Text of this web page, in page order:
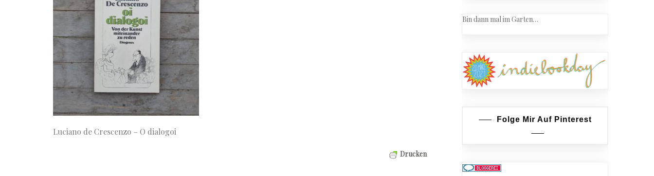
Luciano de Crescenzo – O dialogoi
Drucken
Bin dann mal im Garten…
Folge Mir Auf Pinterest